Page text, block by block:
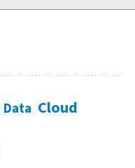
Data Cloud